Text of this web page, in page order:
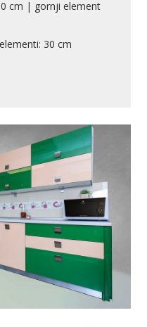
cm | gornji element
30 cm